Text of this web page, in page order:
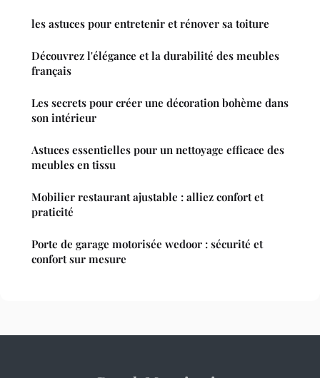
les astuces pour entretenir et rénover sa toiture
Découvrez l'élégance et la durabilité des meubles
français
Les secrets pour créer une décoration bohème dans
son intérieur
Astuces essentielles pour un nettoyage efficace des
meubles en tissu
Mobilier restaurant ajustable : alliez confort et
praticité
Porte de garage motorisée wedoor : sécurité et
confort sur mesure